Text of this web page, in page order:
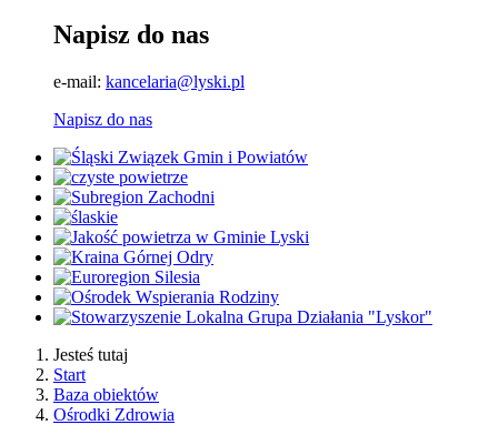
Napisz do nas
e-mail: kancelaria@lyski.pl
Napisz do nas
Jesteś tutaj
Start
Baza obiektów
Ośrodki Zdrowia